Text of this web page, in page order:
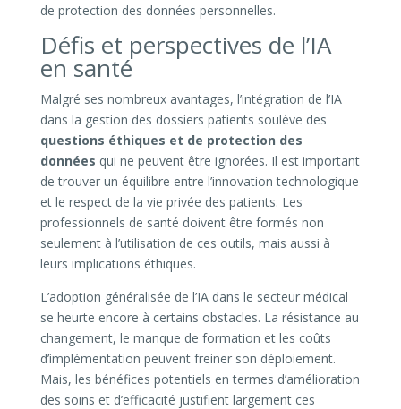
de protection des données personnelles.
Défis et perspectives de l’IA
en santé
Malgré ses nombreux avantages, l’intégration de l’IA
dans la gestion des dossiers patients soulève des
questions éthiques et de protection des
données qui ne peuvent être ignorées. Il est important
de trouver un équilibre entre l’innovation technologique
et le respect de la vie privée des patients. Les
professionnels de santé doivent être formés non
seulement à l’utilisation de ces outils, mais aussi à
leurs implications éthiques.
L’adoption généralisée de l’IA dans le secteur médical
se heurte encore à certains obstacles. La résistance au
changement, le manque de formation et les coûts
d’implémentation peuvent freiner son déploiement.
Mais, les bénéfices potentiels en termes d’amélioration
des soins et d’efficacité justifient largement ces